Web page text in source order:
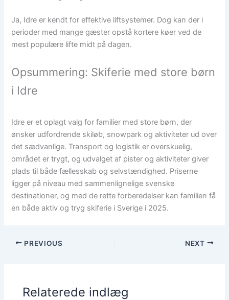
Ja, Idre er kendt for effektive liftsystemer. Dog kan der i
perioder med mange gæster opstå kortere køer ved de
mest populære lifte midt på dagen.
Opsummering: Skiferie med store børn
i Idre
Idre er et oplagt valg for familier med store børn, der
ønsker udfordrende skiløb, snowpark og aktiviteter ud over
det sædvanlige. Transport og logistik er overskuelig,
området er trygt, og udvalget af pister og aktiviteter giver
plads til både fællesskab og selvstændighed. Priserne
ligger på niveau med sammenlignelige svenske
destinationer, og med de rette forberedelser kan familien få
en både aktiv og tryg skiferie i Sverige i 2025.
PREVIOUS NEXT
Relaterede indlæg